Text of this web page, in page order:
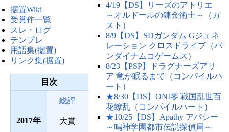
据置Wiki
受賞作一覧
スレ・ログ
テンプレ
用語集(据置)
リンク集(据置)
目次
2017
総評
大賞
4/19【DS】リーズのアトリエ
～オルドールの錬金術士～（ガ
スト）
8/9【DS】SDガンダム Gジェネ
レーション クロスドライブ（バ
ンダイナムコゲームス）
8/23【PSP】ドラグナーズアリ
ア 竜が眠るまで（コンパイルハ
ート）
★8/30【DS】ONI零 戦国乱世百
花繚乱（コンパイルハート）
★10/25【DS】Apathy アパシー
～鳴神学園都市伝説探偵局～